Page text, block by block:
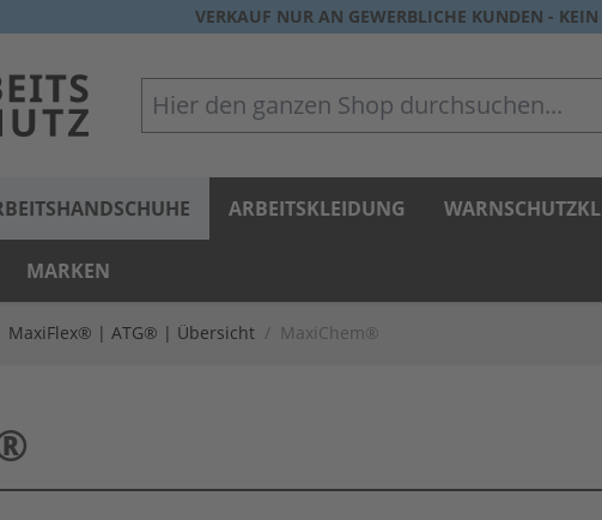
VERKAUF NUR AN GEWERBLICHE KUNDEN -
Hier den ganzen Shop durchsuchen...
ARBEITSKLEIDUNG
MARKEN
MaxiFlex® | ATG® | Übersicht / MaxiChem®